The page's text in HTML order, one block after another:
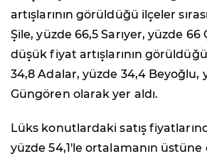
artışlarının görüldüğü ilçeler
Şile, yüzde 66,5 Sarıyer, yüzde
düşük fiyat artışlarının
34,8 Adalar, yüzde 34,4 Beyoğlu,
Güngören olarak yer aldı.
Lüks konutlardaki satış
yüzde 54,1'le ortalamanın üstüne